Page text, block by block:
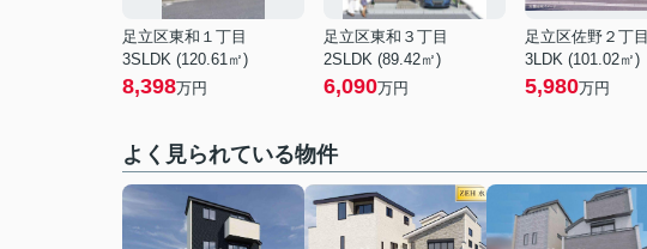
足立区東和１丁目
3SLDK (120.61㎡)
8,398万円
足立区東和３丁目
2SLDK (89.42㎡)
6,090万円
足立区佐野２丁目
3LDK (101.02㎡)
5,980万円
よく見られている物件